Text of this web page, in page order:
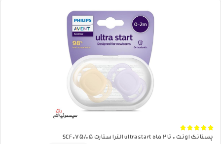





پستانک اونت 0 تا 2 ماه ultra start الترا ستارت SCF075/05